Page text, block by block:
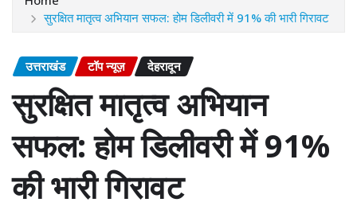
सुरक्षित मातृत्व अभियान सफल: होम डिलीवरी में 91% की भारी गिरावट
उत्तराखंड टॉप न्यूज़ देहरादून
सुरक्षित मातृत्व अभियान
सफल: होम डिलीवरी में 91%
की भारी गिरावट